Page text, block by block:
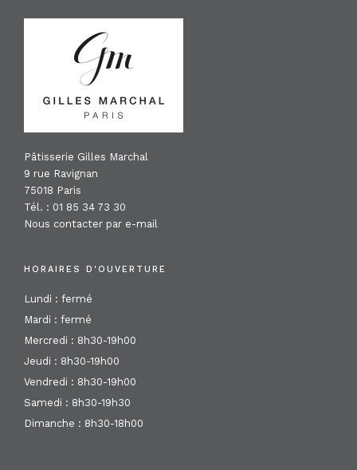
FOOTER
Pâtisserie Gilles Marchal
9 rue Ravignan
75018 Paris
Tél. : 01 85 34 73 30
Nous contacter par e-mail
HORAIRES D'OUVERTURE
Lundi : fermé
Mardi : fermé
Mercredi : 8h30-19h00
Jeudi : 8h30-19h00
Vendredi : 8h30-19h00
Samedi : 8h30-19h30
Dimanche : 8h30-18h00